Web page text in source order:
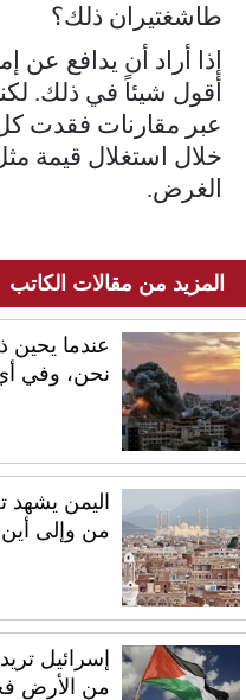
طاشغتيران ذلك؟
إذا أراد أن يدافع عن
أقول شيئاً في ذلك.
عبر مقارنات فقدت كل
خلال استغلال قيمة
الغرض.
المزيد من مقالات الكاتب
عندما يحين
نحن، وفي
اليمن يشهد
من وإلى
إسرائيل
من الأرض